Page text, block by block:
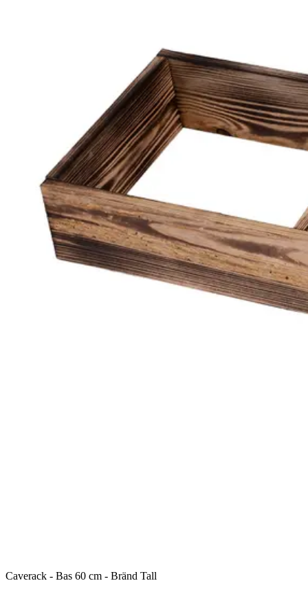
Caverack - Bas 60 cm - Bränd Tall